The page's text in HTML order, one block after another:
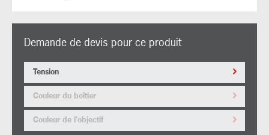
Demande de devis pour ce produit
Tension
Couleur du boîtier
Couleur de l'objectif